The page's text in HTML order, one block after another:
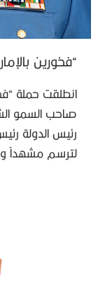
“فخورين
انطلقت حملة
صاحب السمو
رئيس الدولة
لترسم مشهداً